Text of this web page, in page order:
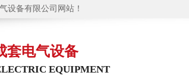
设备有限公司网站！
套电气设备
EQUIPMENT